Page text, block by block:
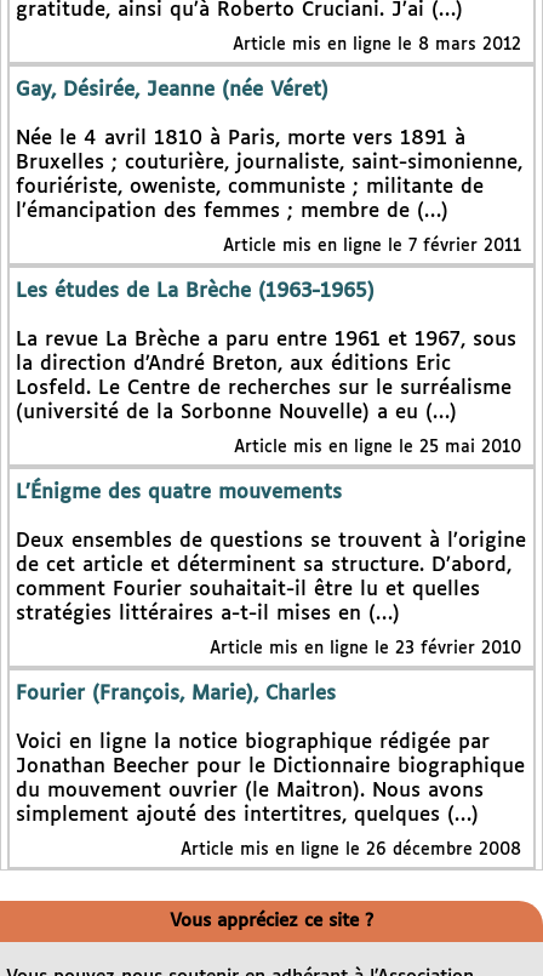
gratitude, ainsi qu’à Roberto Cruciani. J’ai (…)
Article mis en ligne le 8 mars 2012
Gay, Désirée, Jeanne (née Véret)
Née le 4 avril 1810 à Paris, morte vers 1891 à
Bruxelles ; couturière, journaliste, saint-simonienne,
fouriériste, oweniste, communiste ; militante de
l’émancipation des femmes ; membre de (…)
Article mis en ligne le 7 février 2011
Les études de La Brèche (1963-1965)
La revue La Brèche a paru entre 1961 et 1967, sous
la direction d’André Breton, aux éditions Eric
Losfeld. Le Centre de recherches sur le surréalisme
(université de la Sorbonne Nouvelle) a eu (…)
Article mis en ligne le 25 mai 2010
L’Énigme des quatre mouvements
Deux ensembles de questions se trouvent à l’origine
de cet article et déterminent sa structure. D’abord,
comment Fourier souhaitait-il être lu et quelles
stratégies littéraires a-t-il mises en (…)
Article mis en ligne le 23 février 2010
Fourier (François, Marie), Charles
Voici en ligne la notice biographique rédigée par
Jonathan Beecher pour le Dictionnaire biographique
du mouvement ouvrier (le Maitron). Nous avons
simplement ajouté des intertitres, quelques (…)
Article mis en ligne le 26 décembre 2008
Vous appréciez ce site ?